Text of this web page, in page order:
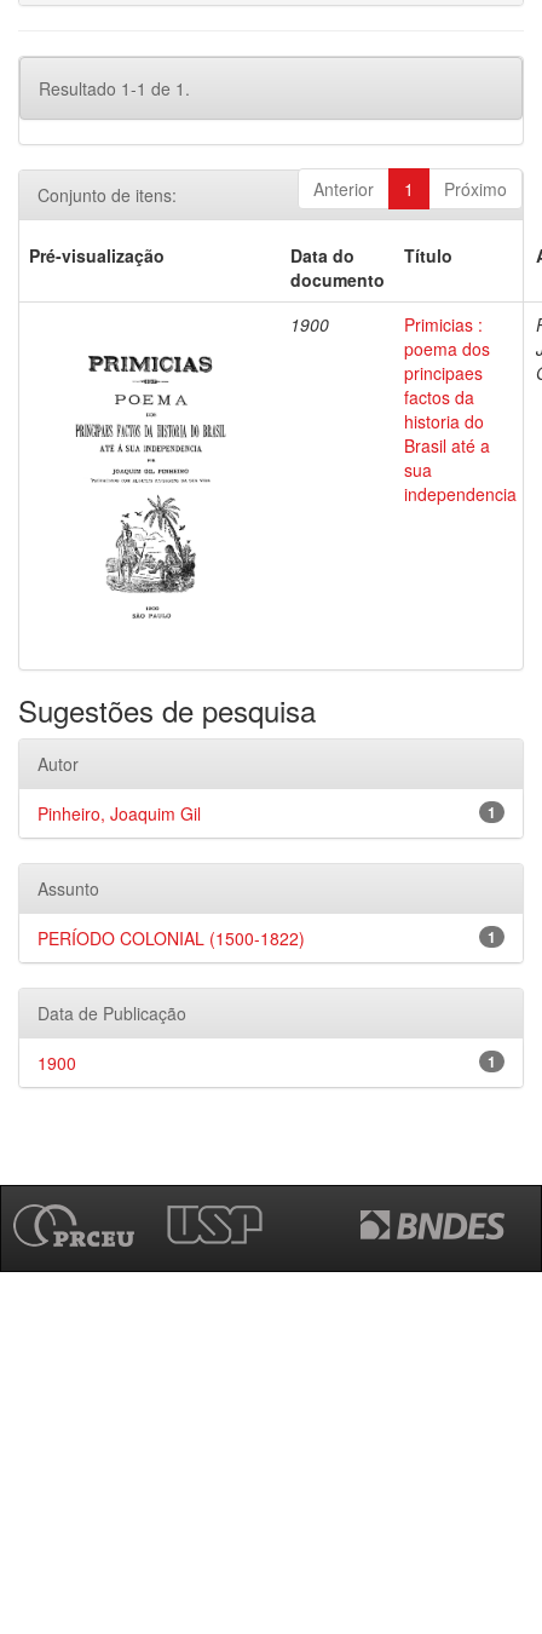
Resultado 1-1 de 1.
Anterior 1 Próximo
Conjunto de itens:
Pré-visualização
Data do
documento
Título
1900
Primicias :
poema dos
principaes
factos da
historia do
Brasil até a
sua
independencia
Sugestões de pesquisa
Autor
1
Pinheiro, Joaquim Gil
Assunto
1
PERÍODO COLONIAL (1500-1822)
Data de Publicação
1
1900